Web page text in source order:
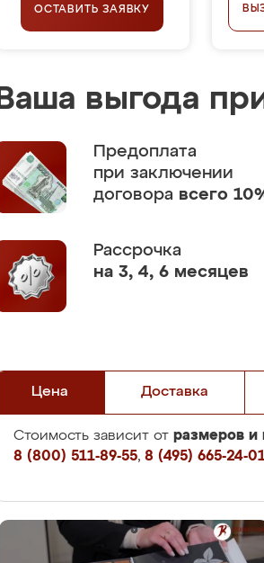
ОСТАВИТЬ ЗАЯВКУ
Ваша выгода
Предоплата
при заключении
договора всего
Рассрочка
на 3, 4, 6 месяцев
Цена Доставка
Стоимость зависит от размеров и
8 (800) 511-89-55, 8 (495) 665-24-